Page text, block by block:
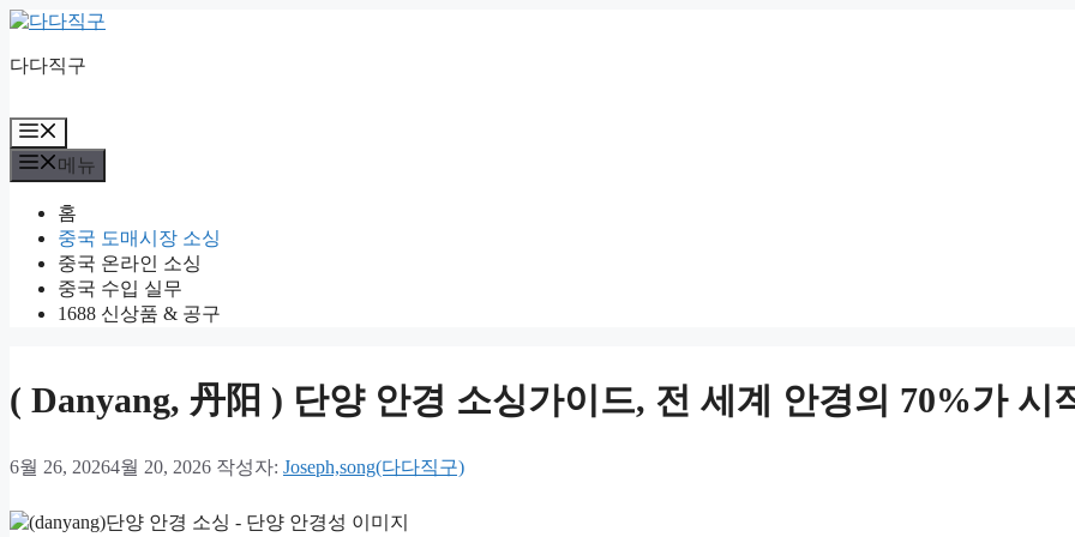
컨
츠
건
너
뛰
다다직구
뉴
메뉴
홈
중국 도매시장 소싱
중국 온라인 소싱
중국 수입 실무
1688 신상품 & 공구
( Danyang, 丹阳 ) 단양 안경 소싱가이드, 전 세계 안경의 70%가 시
6월 26, 20264월 20, 2026 작성자: Joseph,song(다다직구)